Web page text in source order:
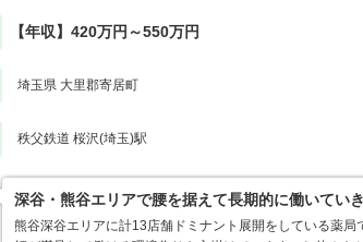
【年収】420万円～550万円
埼玉県 大里郡寄居町
秩父鉄道 桜沢(埼玉)駅
深谷・熊谷エリアで腰を据えて長期的に働いてい
熊谷深谷エリアに計13店舗ドミナント展開をしている薬